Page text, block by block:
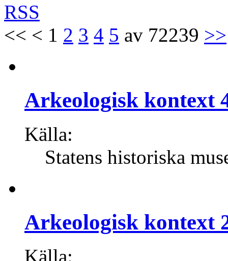
RSS
<< < 1 2 3 4 5 av 72239 >>
Arkeologisk kontext
Källa:
Statens historiska
Arkeologisk kontext
Källa: